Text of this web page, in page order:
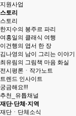
지원사업
스토리
스토리
한지수의 봉주르 파리
여홍일의 클래식 여행
이건행의 엽서 한 장
김나영의 남이 그리는 이야기
최유림의 그림책 마음 화실
전시평론ㆍ작가노트
트렌드 인사이트
궁금해요!!!
추천_유튭채널
재단·단체·지역
재단ㆍ단체소식